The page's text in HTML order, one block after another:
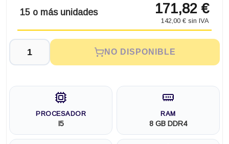
15 o más unidades 171,82 €
142,00 € sin IVA
NO DISPONIBLE
PROCESADOR
I5
RAM
8 GB DDR4